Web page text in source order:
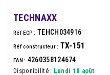
TECHNAXX
Réf ECP : TEHCH034916
Réf constructeur : TX-151
EAN : 4260358124674
Disponibilité : Lundi 10 août